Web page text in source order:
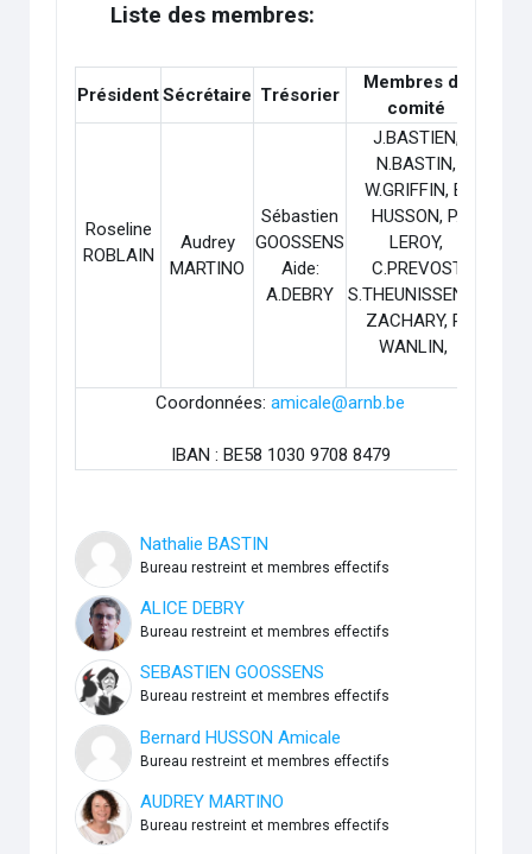
Liste des membres:
PrésidentSécrétaire Trésorier
Membres du
comité
Roseline
ROBLAIN
Audrey
MARTINO
Sébastien
GOOSSENS
Aide:
A.DEBRY
J.BASTIEN,
N.BASTIN,
W.GRIFFIN, B.
HUSSON, P.
LEROY,
C.PREVOST,
S.THEUNISSEN, F.
ZACHARY, R.
WANLIN,
Coordonnées:amicale@arnb.be
IBAN : BE58 1030 9708 8479
Nathalie BASTIN
Bureau restreint et membres effectifs
ALICE DEBRY
Bureau restreint et membres effectifs
SEBASTIEN GOOSSENS
Bureau restreint et membres effectifs
Bernard HUSSON Amicale
Bureau restreint et membres effectifs
AUDREY MARTINO
Bureau restreint et membres effectifs